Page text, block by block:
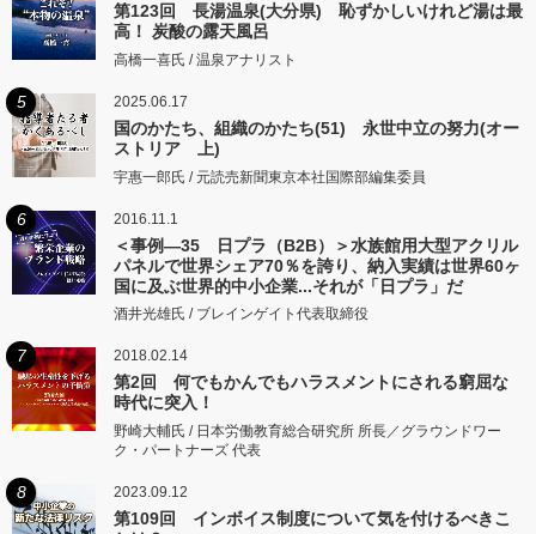
第123回 長湯温泉(大分県) 恥ずかしいけれど湯は最
高！ 炭酸の露天風呂
高橋一喜氏 / 温泉アナリスト
5 2025.06.17
国のかたち、組織のかたち(51) 永世中立の努力(オー
ストリア 上)
宇惠一郎氏 / 元読売新聞東京本社国際部編集委員
6 2016.11.1
＜事例―35 日プラ（B2B）＞水族館用大型アクリル
パネルで世界シェア70％を誇り、納入実績は世界60ヶ
国に及ぶ世界的中小企業...それが「日プラ」だ
酒井光雄氏 / ブレインゲイト代表取締役
7 2018.02.14
第2回 何でもかんでもハラスメントにされる窮屈な
時代に突入！
野崎大輔氏 / 日本労働教育総合研究所 所長／グラウンドワー
ク・パートナーズ 代表
8 2023.09.12
第109回 インボイス制度について気を付けるべきこ